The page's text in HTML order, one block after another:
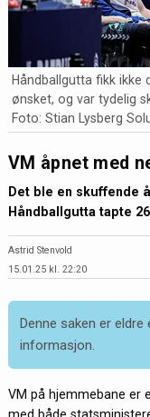
Håndballgutta fikk
ønsket, og var tydelig
Foto: Stian Lysberg
VM åpnet med
Det ble en skuffende
Håndballgutta tapte
Astrid Stenvold
15.01.25 kl. 22:20
Denne saken er
informasjon.
VM på hjemmebane er